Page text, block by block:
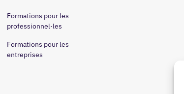
Formations pour les
professionnel·les
Formations pour les
entreprises